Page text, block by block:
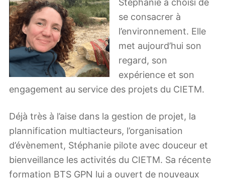
Stéphanie a choisi de
se consacrer à
l’environnement. Elle
met aujourd’hui son
regard, son
expérience et son
engagement au service des projets du CIETM.
Déjà très à l’aise dans la gestion de projet, la
plannification multiacteurs, l’organisation
d’évènement, Stéphanie pilote avec douceur et
bienveillance les activités du CIETM. Sa récente
formation BTS GPN lui a ouvert de nouveaux